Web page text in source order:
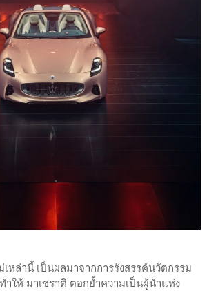
หล่านี้ เป็นผลมาจากการรังสรรค์นวัตกรรม
ำให้ มาเซราติ ตอกย้ำความเป็นผู้นำแห่ง